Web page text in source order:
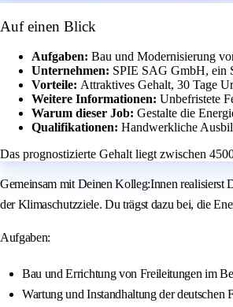
Auf einen Blick
Aufgaben: Bau und Modernisierung
Unternehmen: SPIE SAG GmbH, ein
Vorteile: Attraktives Gehalt, 30 Tage
Weitere Informationen: Unbefristete
Warum dieser Job: Gestalte die
Qualifikationen: Handwerkliche
Das prognostizierte Gehalt liegt zwischen
Gemeinsam mit Deinen Kolleg:Innen realisierst
der Klimaschutzziele. Du trägst dazu bei, die
Aufgaben:
Bau und Errichtung von Freileitungen im
Wartung und Instandhaltung der deutschen